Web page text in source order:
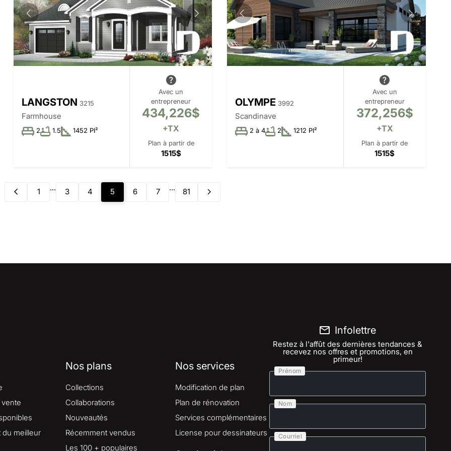
LANGSTON 3215
Farmhouse
2 1.5 1452 PI²
Avec un
entrepreneur
434,226$
+TX
Plan à partir de
1515$
OLYMPE 3992
Scandinave
2 à 4 2 1212 PI²
Avec un
entrepreneur
372,256$
+TX
Plan à partir de
1515$
1 ... 3 4 5 6 7 ... 81
du meilleur
Nos plans
Collections
Collaborations
Nouveautés
Récemment vendus
Les 100 + populaires
Nos services
Modification de plan
Plan de rénovation
Services complémentaires
License pour dessinateurs
Infolettre
Restez à l'affût des dernières tendances &
recevez nos offres et promotions, en
primeur!
Prénom
Nom
Courriel